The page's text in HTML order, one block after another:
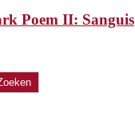
Poem II: Sanguis